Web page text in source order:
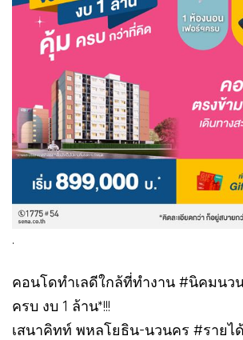
.
คอนโดทำเลดีใกล้ที่ทำงาน #นิคมนว
ครบ งบ 1 ล้าน*!!!
เสนาคิทท์ พหลโยธิน-นวนคร #รายไ